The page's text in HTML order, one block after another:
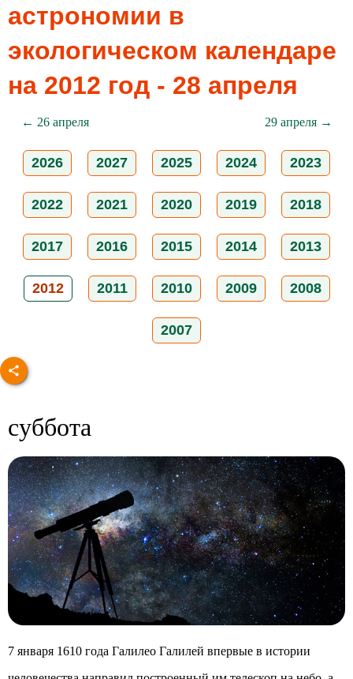
астрономии в
экологическом календаре
на 2012 год - 28 апреля
← 26 апреля 29 апреля →
2026 2027 2025 2024 2023
2022 2021 2020 2019 2018
2017 2016 2015 2014 2013
2012 2011 2010 2009 2008
2007
суббота
7 января 1610 года Галилео Галилей впервые в истории